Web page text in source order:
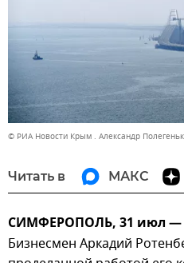
© РИА Новости Крым . Александр
Читать в МАКС
СИМФЕРОПОЛЬ, 31 июл —
Бизнесмен Аркадий